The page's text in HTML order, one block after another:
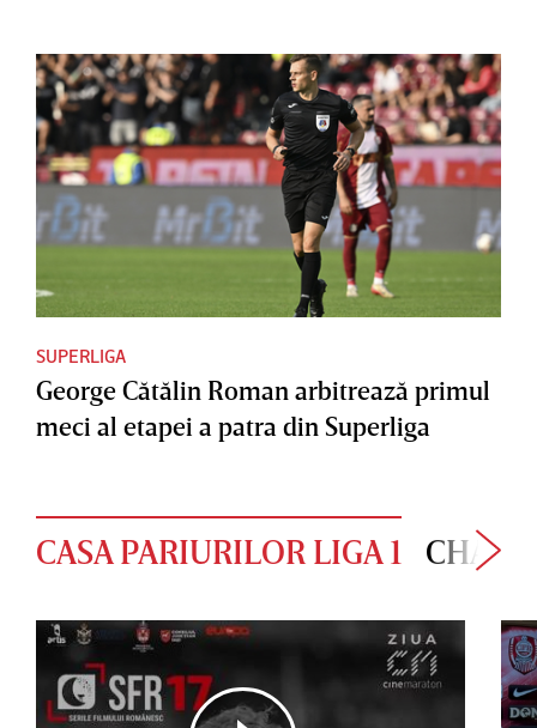
SUPERLIGA
George Cătălin Roman arbitrează primul
meci al etapei a patra din Superliga
CASA PARIURILOR LIGA 1